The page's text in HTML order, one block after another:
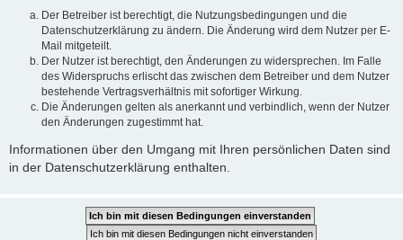
Der Betreiber ist berechtigt, die Nutzungsbedingungen und die
Datenschutzerklärung zu ändern. Die Änderung wird dem Nutzer per E-
Mail mitgeteilt.
Der Nutzer ist berechtigt, den Änderungen zu widersprechen. Im Falle
des Widerspruchs erlischt das zwischen dem Betreiber und dem Nutzer
bestehende Vertragsverhältnis mit sofortiger Wirkung.
Die Änderungen gelten als anerkannt und verbindlich, wenn der Nutzer
den Änderungen zugestimmt hat.
Informationen über den Umgang mit Ihren persönlichen Daten sind
in der Datenschutzerklärung enthalten.